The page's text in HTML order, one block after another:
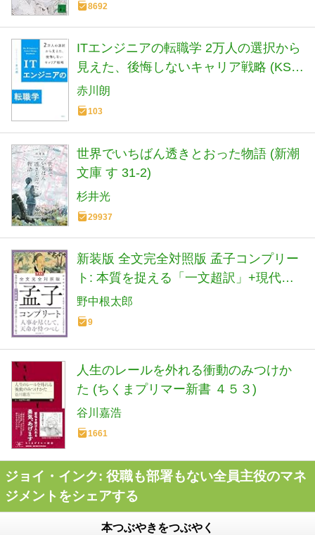
8692
ITエンジニアの転職学 2万人の選択から
見えた、後悔しないキャリア戦略 (KS科
学一般書)
赤川朗
103
世界でいちばん透きとおった物語 (新潮
文庫 す 31-2)
杉井光
29937
新装版 全文完全対照版 孟子コンプリー
ト: 本質を捉える「一文超訳」+現代語
訳・書き下し文・原文
野中根太郎
9
人生のレールを外れる衝動のみつけか
た (ちくまプリマー新書 ４５３)
谷川嘉浩
1661
ジョイ・インク: 役職も部署もない全員主役のマネ
ジメントをシェアする
本つぶやきをつぶやく